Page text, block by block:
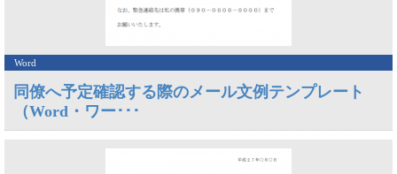
Word
同僚へ予定確認する際のメール文例テンプレート
（Word・ワー･･･